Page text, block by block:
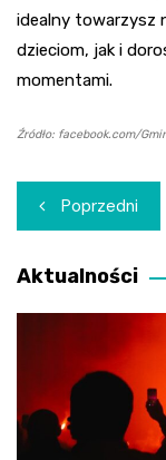
idealny towarzysz
dzieciom, jak i
momentami.
Źródło: facebook.com/
wpisu
Poprzedni
Aktualności